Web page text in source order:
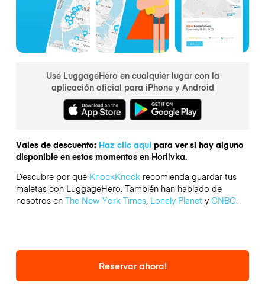
Use LuggageHero en cualquier lugar con la
aplicación oficial para iPhone y Android
Vales de descuento: Haz clic aquípara ver si hay alguno
disponible en estos momentos en Horlivka.
Descubre por qué KnockKnockrecomienda guardar tus
maletas con LuggageHero. También han hablado de
nosotros en The New York Times, Lonely Planety CNBC.
Reservar ahora!